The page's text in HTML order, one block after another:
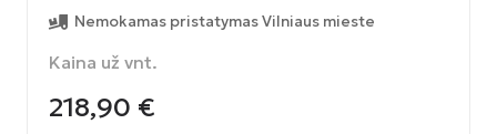
Nemokamas pristatymas Vilniaus mieste
Kaina už vnt.
218,90 €